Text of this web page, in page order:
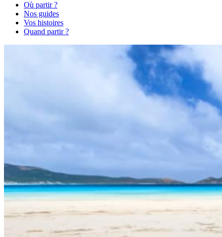
Où partir ?
Nos guides
Vos histoires
Quand partir ?